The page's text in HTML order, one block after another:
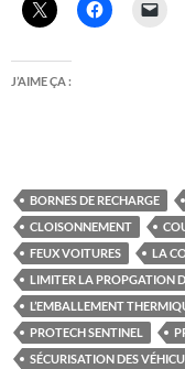
J’AIME ÇA :
BORNES DE RECHARGE
CLOISONNEMENT
FEUX VOITURES
LA
LIMITER LA PROPGATION
L’EMBALLEMENT
PROTECH SENTINEL
SÉCURISATION DES